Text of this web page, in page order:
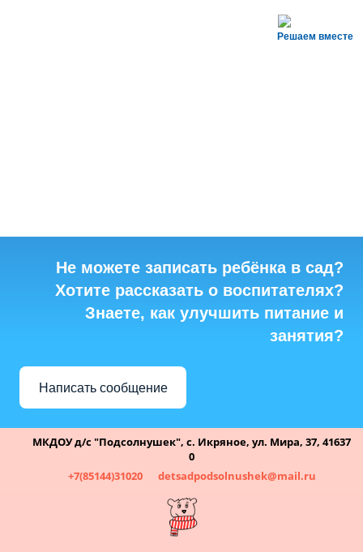
Решаем вместе
Не можете записать ребёнка в сад?
Хотите рассказать о воспитателях?
Знаете, как улучшить питание и
занятия?
Написать сообщение
МКДОУ д/с "Подсолнушек", с. Икряное, ул. Мира, 37, 41637
0
+7(85144)31020
detsadpodsolnushek@mail.ru